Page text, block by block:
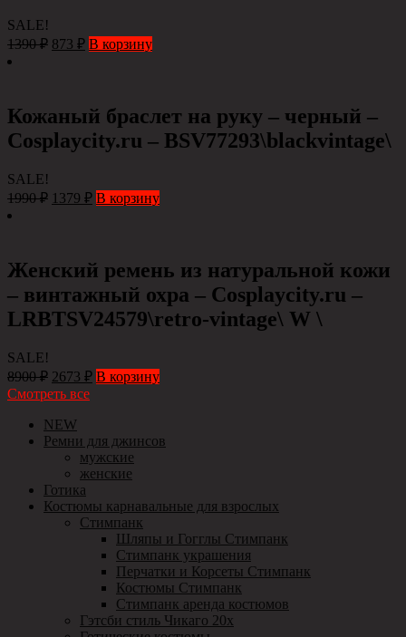
SALE!
1390₽ 873 ₽ В корзину
Кожаный браслет на руку – черный –
Сosplaycity.ru – BSV77293\blackvintage\
SALE!
1990₽ 1379 ₽ В корзину
Женский ремень из натуральной кожи
– винтажный охра – Сosplaycity.ru –
LRBTSV24579\retro-vintage\ W \
SALE!
8900₽ 2673 ₽ В корзину
Смотреть все
NEW
Ремни для джинсов
мужские
женские
Готика
Костюмы карнавальные для взрослых
Стимпанк
Шляпы и Гогглы Стимпанк
Стимпанк украшения
Перчатки и Корсеты Стимпанк
Костюмы Стимпанк
Стимпанк аренда костюмов
Гэтсби стиль Чикаго 20х